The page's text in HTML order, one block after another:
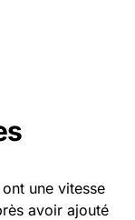
une vitesse
avoir ajouté